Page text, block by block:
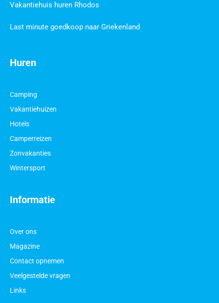
Informatie
Over ons
Magazine
Contact opnemen
Veelgestelde vragen
Links
Huren
Camping
Vakantiehuizen
Hotels
Camperreizen
Zonvakanties
Wintersport
Vakantiehuis huren Rhodos
Last minute goedkoop naar Griekenland